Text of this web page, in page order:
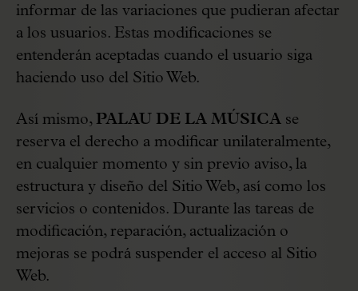
informar de las variaciones que pudieran afectar
a los usuarios. Estas modificaciones se
entenderán aceptadas cuando el usuario siga
haciendo uso del Sitio Web.
Así mismo, PALAU DE LA MÚSICA se
reserva el derecho a modificar unilateralmente,
en cualquier momento y sin previo aviso, la
estructura y diseño del Sitio Web, así como los
servicios o contenidos. Durante las tareas de
modificación, reparación, actualización o
mejoras se podrá suspender el acceso al Sitio
Web.